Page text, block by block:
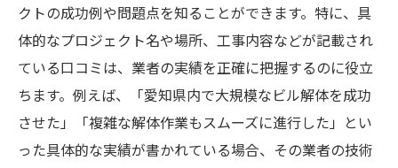
クトの成功例や問題点を知ることができます。特に、具
体的なプロジェクト名や場所、工事内容などが記載され
ている口コミは、業者の実績を正確に把握するのに役立
ちます。例えば、「愛知県内で大規模なビル解体を成功
させた」「複雑な解体作業もスムーズに進行した」とい
った具体的な実績が書かれている場合、その業者の技術